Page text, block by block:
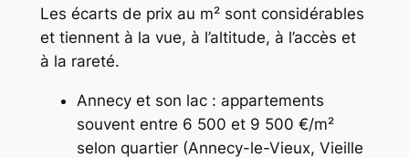
Les écarts de prix au m² sont considérables
et tiennent à la vue, à l’altitude, à l’accès et
à la rareté.
Annecy et son lac : appartements
souvent entre 6 500 et 9 500 €/m²
selon quartier (Annecy-le-Vieux, Vieille